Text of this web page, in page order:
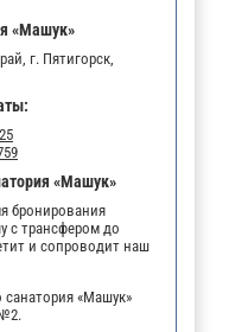
«Машук»
г. Пятигорск,
«Машук»
бронирования
с трансфером до
и сопроводит наш
санатория «Машук»